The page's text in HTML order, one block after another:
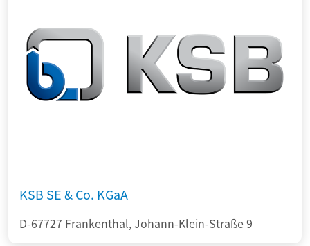
KSB SE & Co. KGaA
D-67727 Frankenthal, Johann-Klein-Straße 9